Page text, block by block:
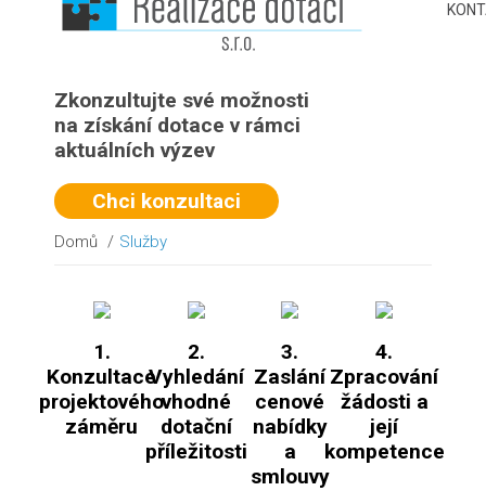
Zkonzultujte své možnosti
na získání dotace v rámci
aktuálních výzev
Chci konzultaci
Domů / Služby
1.
Konzultace
projektového
záměru
2.
Vyhledání
vhodné
dotační
příležitosti
3.
Zaslání
cenové
nabídky
a
smlouvy
4.
Zpracování
žádosti a
její
kompetence